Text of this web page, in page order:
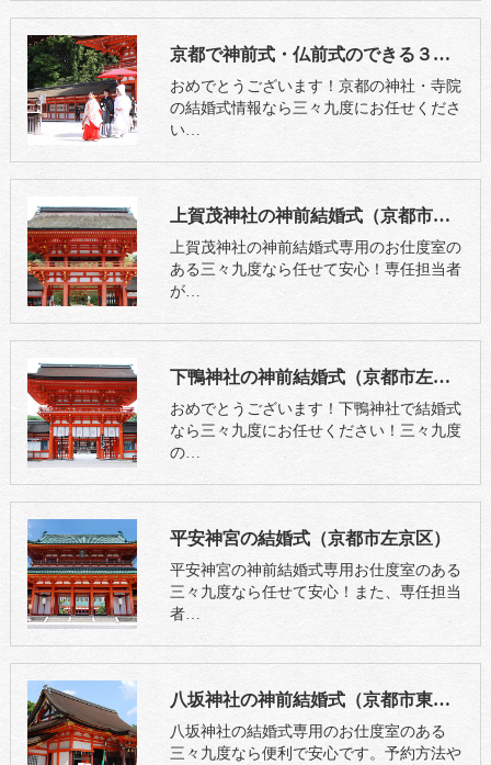
京都で神前式・仏前式のできる３９社と９寺の紹介｜三々九度・京都本店
おめでとうございます！京都の神社・寺院
の結婚式情報なら三々九度にお任せくださ
い…
上賀茂神社の神前結婚式（京都市北区）
上賀茂神社の神前結婚式専用のお仕度室の
ある三々九度なら任せて安心！専任担当者
が…
下鴨神社の神前結婚式（京都市左京区）
おめでとうございます！下鴨神社で結婚式
なら三々九度にお任せください！三々九度
の…
平安神宮の結婚式（京都市左京区）
平安神宮の神前結婚式専用お仕度室のある
三々九度なら任せて安心！また、専任担当
者…
八坂神社の神前結婚式（京都市東山区）
八坂神社の結婚式専用のお仕度室のある
三々九度なら便利で安心です。予約方法や